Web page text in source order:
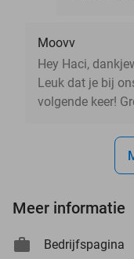
Moovv
Hey Haci,
Leuk dat je bij
volgende keer!
Meer informatie
Bedrijfspagina